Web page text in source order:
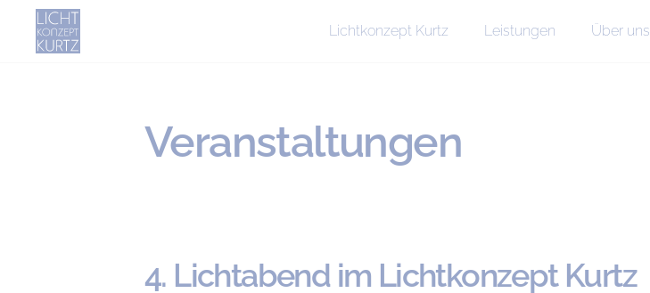
Lichtkonzept Kurtz Leistungen Über uns
Veranstaltungen
4. Lichtabend im Lichtkonzept Kurtz